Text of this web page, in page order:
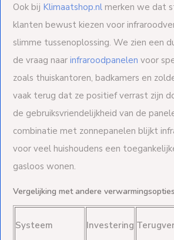
Ook bij Klimaatshop.nl merken we dat
klanten bewust kiezen voor
slimme tussenoplossing. We zien een
de vraag naarinfraroodpanelen voor
zoals thuiskantoren, badkamers en
vaak terug dat ze positief verrast zijn
de gebruiksvriendelijkheid van de
combinatie met zonnepanelen blijkt
voor veel huishoudens een
gasloos wonen.
Vergelijking met andere verwarmingsopties
Systeem Investering